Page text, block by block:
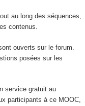
au long des séquences,
contenus.
ouverts sur le forum.
posées sur les
service gratuit au
participants à ce MOOC,